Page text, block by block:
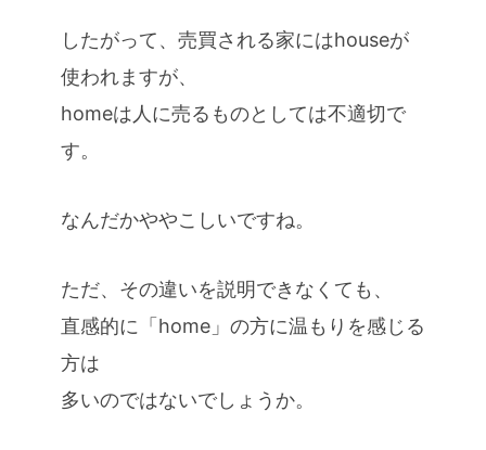
したがって、売買される家にはhouseが
使われますが、
homeは人に売るものとしては不適切で
す。
なんだかややこしいですね。
ただ、その違いを説明できなくても、
直感的に「home」の方に温もりを感じる
方は
多いのではないでしょうか。